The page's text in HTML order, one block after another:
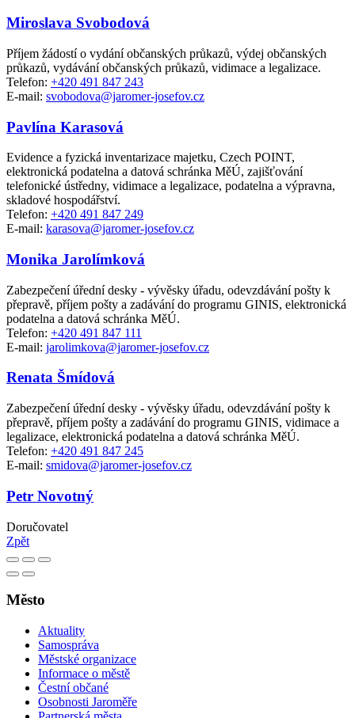
Miroslava Svobodová
Příjem žádostí o vydání občanských průkazů, výdej občanských
průkazů, vydávání občanských průkazů, vidimace a legalizace.
Telefon: +420 491 847 243
E-mail: svobodova@jaromer-josefov.cz
Pavlína Karasová
Evidence a fyzická inventarizace majetku, Czech POINT,
elektronická podatelna a datová schránka MěÚ, zajišťování
telefonické ústředny, vidimace a legalizace, podatelna a výpravna,
skladové hospodářství.
Telefon: +420 491 847 249
E-mail: karasova@jaromer-josefov.cz
Monika Jarolímková
Zabezpečení úřední desky - vývěsky úřadu, odevzdávání pošty k
přepravě, příjem pošty a zadávání do programu GINIS, elektronická
podatelna a datová schránka MěÚ.
Telefon: +420 491 847 111
E-mail: jarolimkova@jaromer-josefov.cz
Renata Šmídová
Zabezpečení úřední desky - vývěsky úřadu, odevzdávání pošty k
přepravě, příjem pošty a zadávání do programu GINIS, vidimace a
legalizace, elektronická podatelna a datová schránka MěÚ.
Telefon: +420 491 847 245
E-mail: smidova@jaromer-josefov.cz
Petr Novotný
Doručovatel
Zpět
Město
Aktuality
Samospráva
Městské organizace
Informace o městě
Čestní občané
Osobnosti Jaroměře